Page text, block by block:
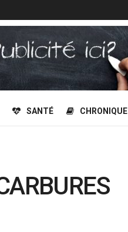
SANTÉ CHRONIQUE